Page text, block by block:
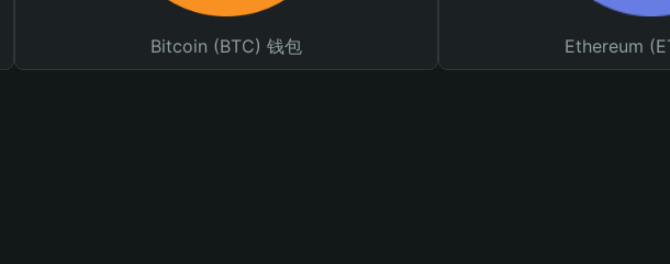
Bitcoin (BTC) 钱包 Ethereum